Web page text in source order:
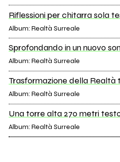
Riflessioni per chitarra sola
Album: Realtà Surreale
Sprofondando in un nuovo
Album: Realtà Surreale
Trasformazione della Realtà
Album: Realtà Surreale
Una torre alta 270 metri
Album: Realtà Surreale